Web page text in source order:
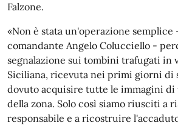
Falzone.
«Non è stata un'operazione
comandante Angelo Colucciello -
segnalazione sui tombini trafugati in
Siciliana, ricevuta nei primi giorni di
dovuto acquisire tutte le immagini di
della zona. Solo così siamo riusciti a
responsabile e a ricostruire